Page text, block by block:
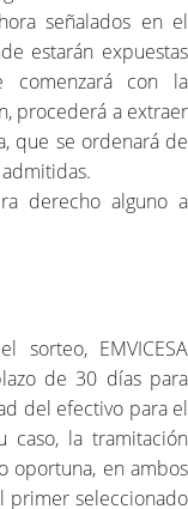
señalados en el
estarán expuestas
comenzará con la
procederá a extraer
que se ordenará de
derecho alguno a
EMVICESA
de 30 días para
del efectivo para el
caso, la tramitación
oportuna, en ambos
primer seleccionado